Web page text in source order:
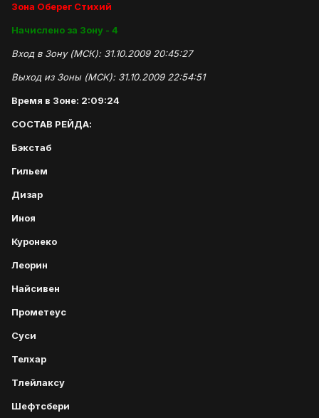
Зона Оберег Стихий
Начислено за Зону - 4
Вход в Зону (МСК): 31.10.2009 20:45:27
Выход из Зоны (МСК): 31.10.2009 22:54:51
Время в Зоне: 2:09:24
СОСТАВ РЕЙДА:
Бэкстаб
Гильем
Дизар
Иноя
Куронеко
Леорин
Найсивен
Прометеус
Суси
Телхар
Тлейлаксу
Шефтсбери